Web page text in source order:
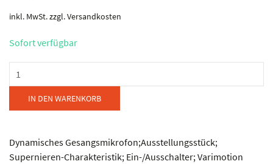
inkl. MwSt.zzgl.Versandkosten
Sofort verfügbar
-
7
IN DEN WARENKORB
Dynamisches Gesangsmikrofon;Ausstellungsstück;
Supernieren-Charakteristik; Ein-/Ausschalter; Varimotion